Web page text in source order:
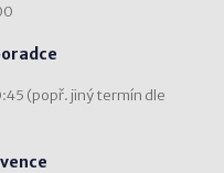
(popř. jiný termín dle